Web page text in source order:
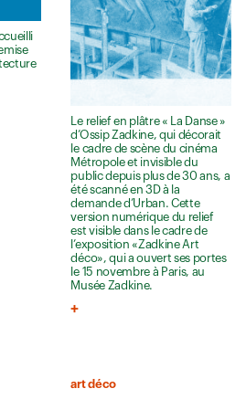
Le relief en plâtre « La Danse »
d’Ossip Zadkine, qui décorait
le cadre de scène du cinéma
Métropole et invisible du
public depuis plus de 30 ans, a
été scanné en 3D à la
demande d’Urban. Cette
version numérique du relief
est visible dans le cadre de
l’exposition «Zadkine Art
déco», qui a ouvert ses portes
le 15 novembre à Paris, au
Musée Zadkine.
art déco